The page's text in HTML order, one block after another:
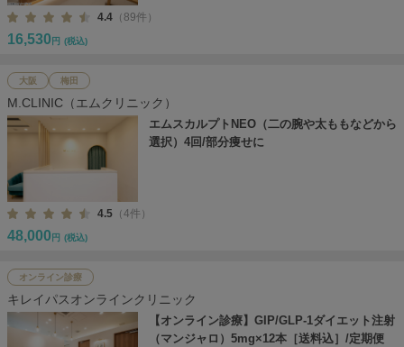
4.4 （89件）
16,530 円 (税込)
大阪 梅田
M.CLINIC（エムクリニック）
エムスカルプトNEO（二の腕や太ももなどから
選択）4回/部分痩せに
4.5 （4件）
48,000 円 (税込)
オンライン診療
キレイパスオンラインクリニック
【オンライン診療】GIP/GLP-1ダイエット注射
（マンジャロ）5mg×12本［送料込］/定期便